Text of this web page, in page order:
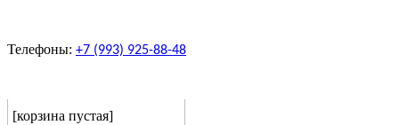
Телефоны: +7 (993) 925-88-48
[корзина пустая]